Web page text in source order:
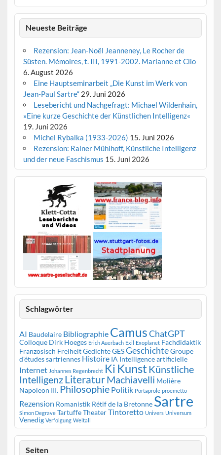
Neueste Beiträge
Rezension: Jean-Noël Jeanneney, Le Rocher de
Süsten. Mémoires, t. III, 1991-2002. Marianne et Clio
6. August 2026
Eine Hauptseminarbeit „Die Kunst im Werk von
Jean-Paul Sartre“ 29. Juni 2026
Lesebericht und Nachgefragt: Michael Wildenhain,
»Eine kurze Geschichte der Künstlichen Intelligenz«
19. Juni 2026
Michel Rybalka (1933-2026) 15. Juni 2026
Rezension: Rainer Mühlhoff, Künstliche Intelligenz
und der neue Faschismus 15. Juni 2026
Schlagwörter
AI Baudelaire Bibliographie CamusChatGPT
Colloque Dirk Hoeges Erich Auerbach Exil Exoplanet Fachdidaktik
Französisch FreiheitGedichteGESGeschichteGroupe
d'études sartriennes Histoire IA Intelligence artificielle
Internet Johannes Regenbrecht Ki Kunst Künstliche
IntelligenzLiteraturMachiavelli Molière
Napoleon III. Philosophie Politik Portaprole proemetto
Rezension Romanistik Rétif de la Bretonne Sartre
Simon Degrave TartuffeTheaterTintoretto Univers Universum
Venedig Verfolgung Weltall
Seiten